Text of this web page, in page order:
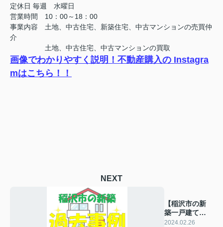
定休日 毎週 水曜日
営業時間 10：00～18：00
事業内容 土地、中古住宅、新築住宅、中古マンションの売買仲
介
土地、中古住宅、中古マンションの買取
画像でわかりやすく説明！不動産購入の Instagra
mはこちら！！
NEXT
【稲沢市の新
築一戸建て】
過去の販売事
2024.02.26